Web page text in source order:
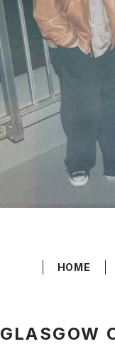
HOME
GLASGOW